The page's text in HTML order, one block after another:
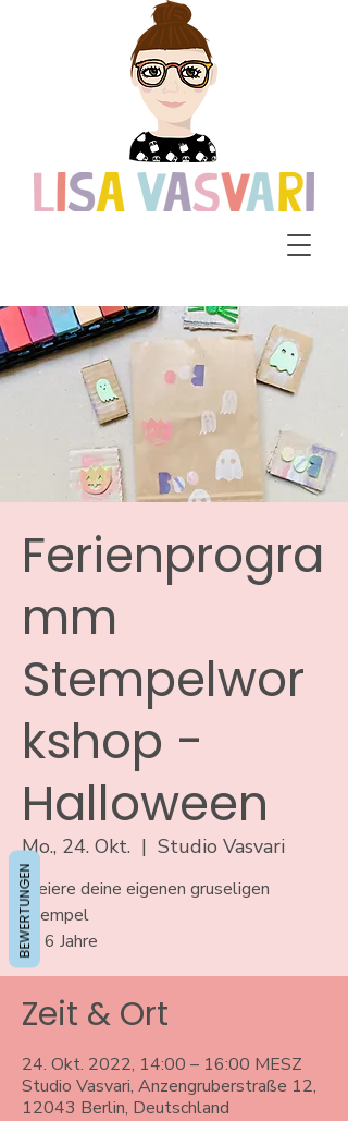
Ferienprogra
mm
Stempelwor
kshop -
Halloween
Mo., 24. Okt.
  |
Studio Vasvari
Kreiere deine eigenen gruseligen
Stempel
ab 6 Jahre
Zeit & Ort
24. Okt. 2022, 14:00 – 16:00 MESZ
Studio Vasvari, Anzengruberstraße 12,
12043 Berlin, Deutschland
BEWERTUNGEN